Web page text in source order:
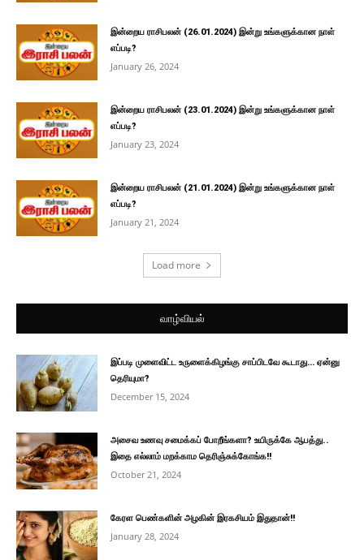
இன்றைய ராசிபலன் (26.01.2024) இன்று உங்களுக்கான நாள்
எப்படி?
January 26, 2024
இன்றைய ராசிபலன் (23.01.2024) இன்று உங்களுக்கான நாள்
எப்படி?
January 23, 2024
இன்றைய ராசிபலன் (21.01.2024) இன்று உங்களுக்கான நாள்
எப்படி?
January 21, 2024
Load more
வாழ்வியல்
இப்படி முளைவிட்ட உருளைக்கிழங்கு சாப்பிடவே கூடாது… ஏன்னு
தெரியுமா?
December 15, 2024
அசைவ உணவு சமைக்கப் போறீங்களா? உயிருக்கே ஆபத்து..
இதை எல்லாம் மறக்காம தெரிஞ்சுக்கோங்க!!
October 21, 2024
கேரள பெண்களின் அழகின் இரகசியம் இதுதான்!!
January 28, 2024